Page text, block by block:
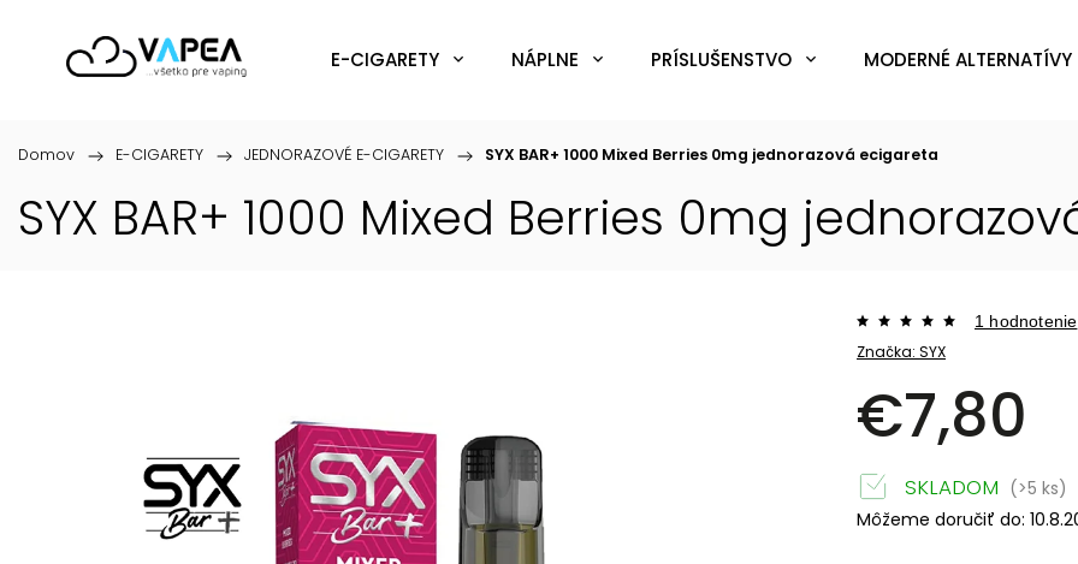
E-CIGARETY NÁPLNE PRÍSLUŠENSTVO MODERNÉ
Domov / E-CIGARETY / JEDNORAZOVÉ E-CIGARETY / SYX BAR+ 1000 Mixed Berries 0mg jednorazová ecigareta
SYX BAR+ 1000 Mixed Berries 0mg
Značka:SYX
1 hodnotenie
€7,80
SKLADOM (>5 ks)
Môžeme doručiť do: